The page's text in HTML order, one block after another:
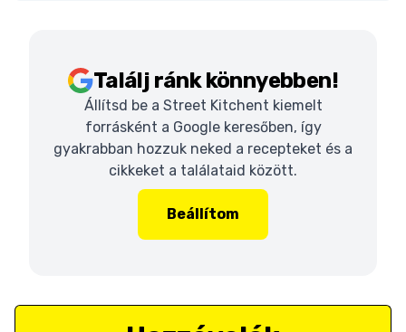
Találj ránk könnyebben!
Állítsd be a Street Kitchent kiemelt
forrásként a Google keresőben, így
gyakrabban hozzuk neked a recepteket és a
cikkeket a találataid között.
Beállítom